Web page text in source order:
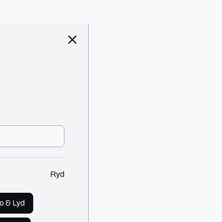
Ryd
& Lyd